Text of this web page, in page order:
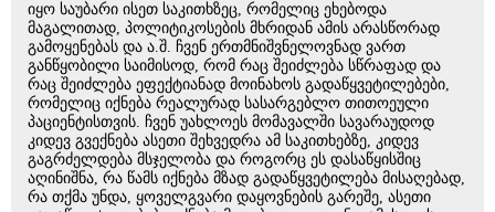
იყო საუბარი ისეთ საკითხზეც, რომელიც ეხებოდა
მაგალითად, პოლიტიკოსების მხრიდან ამის არასწორად
გამოყენებას და ა.შ. ჩვენ ერთმნიშვნელოვნად ვართ
განწყობილი საიმისოდ, რომ რაც შეიძლება სწრაფად და
რაც შეიძლება ეფექტიანად მოინახოს გადაწყვეტილებები,
რომელიც იქნება რეალურად სასარგებლო თითოეული
პაციენტისთვის. ჩვენ უახლოეს მომავალში სავარაუდოდ
კიდევ გვექნება ასეთი შეხვედრა ამ საკითხებზე, კიდევ
გაგრძელდება მსჯელობა და როგორც ეს დასაწყისშიც
აღინიშნა, რა წამს იქნება მზად გადაწყვეტილება მისაღებად,
რა თქმა უნდა, ყოველგვარი დაყოვნების გარეშე, ასეთი